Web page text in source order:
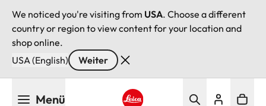
We noticed you're visiting from USA. Choose a different
country or region to view content for your location and
shop online.
USA (English)
Weiter
Menü